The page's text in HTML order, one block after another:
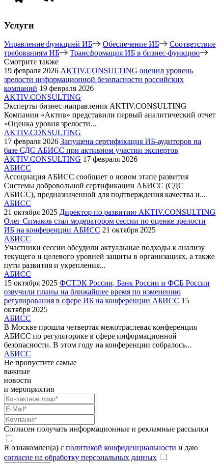
Услуги
Управление функцией ИБ Обеспечение ИБ
Соответствие
требованиям ИБ
Трансформация ИБ в бизнес-функцию
Смотрите также
19 февраля 2026 AKTIV.CONSULTING оценил уровень
зрелости информационной безопасности российских
компаний 19 февраля 2026
AKTIV.CONSULTING
Эксперты бизнес-направления AKTIV.CONSULTING
Компании «Актив» представили первый аналитический отчет
«Оценка уровня зрелости...
AKTIV.CONSULTING
17 февраля 2026 Запущена сертификация ИБ-аудиторов на
базе СДС АБИСС при активном участии экспертов
AKTIV.CONSULTING 17 февраля 2026
АБИСС
Ассоциация АБИСС сообщает о новом этапе развития
Системы добровольной сертификации АБИСС (СДС
АБИСС), предназначенной для подтверждения качества и...
АБИСС
21 октября 2025 Директор по развитию AKTIV.CONSULTING
Олег Симаков стал модератором сессии по оценке зрелости
ИБ на конференции АБИСС 21 октября 2025
АБИСС
Участники сессии обсудили актуальные подходы к анализу
текущего и целевого уровней защиты в организациях, а также
пути развития и укрепления...
АБИСС
15 октября 2025 ФСТЭК России, Банк России и ФСБ России
озвучили планы на ближайшее время по изменению
регулирования в сфере ИБ на конференции АБИСС 15
октября 2025
АБИСС
В Москве прошла четвертая межотраслевая конференция
АБИСС по регуляторике в сфере информационной
безопасности. В этом году на конференции собралось...
АБИСС
Не пропустите самые
важные
новости
и мероприятия
Согласен получать информационные и рекламные рассылки
Я ознакомлен(а) с политикой конфиденциальности и даю
согласие на обработку персональных данных